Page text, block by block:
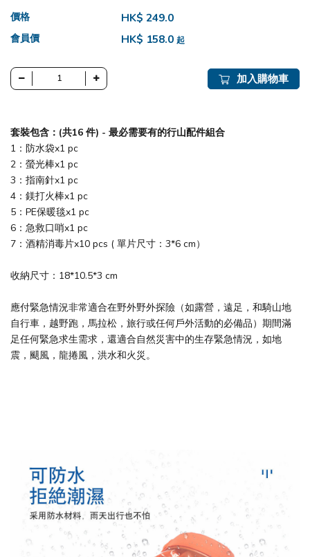
價格 HK$ 249.0
會員價 HK$ 158.0 起
加入購物車
套裝包含：(共16 件) - 最必需要有的行山配件組合
1：防水袋x1 pc
2：螢光棒x1 pc
3：指南針x1 pc
4：鎂打火棒x1 pc
5：PE保暖毯x1 pc
6：急救口哨x1 pc
7：酒精消毒片x10 pcs ( 單片尺寸：3*6 cm）
收納尺寸：18*10.5*3 cm
應付緊急情況非常適合在野外野外探險（如露營，遠足，和騎山地
自行車，越野跑，馬拉松，旅行或任何戶外活動的必備品）期間滿
足任何緊急求生需求，還適合自然災害中的生存緊急情況，如地
震，颶風，龍捲風，洪水和火災。